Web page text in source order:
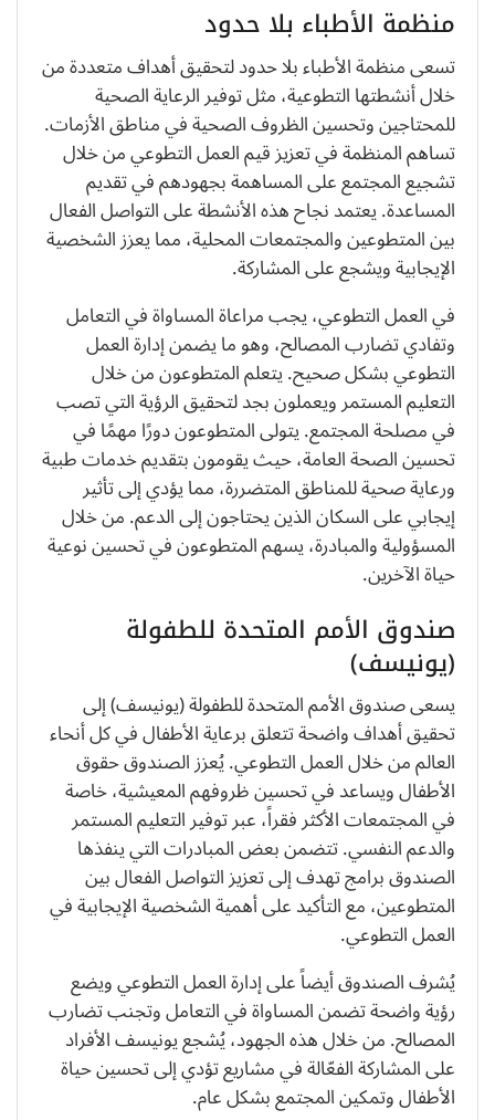
منظمة الأطباء بلا حدود
تسعى منظمة الأطباء بلا حدود لتحقيق أهداف متعددة من
خلال أنشطتها التطوعية، مثل توفير الرعاية الصحية
للمحتاجين وتحسين الظروف الصحية في مناطق الأزمات.
تساهم المنظمة في تعزيز قيم العمل التطوعي من خلال
تشجيع المجتمع على المساهمة بجهودهم في تقديم
المساعدة. يعتمد نجاح هذه الأنشطة على التواصل الفعال
بين المتطوعين والمجتمعات المحلية، مما يعزز الشخصية
الإيجابية ويشجع على المشاركة.
في العمل التطوعي، يجب مراعاة المساواة في التعامل
وتفادي تضارب المصالح، وهو ما يضمن إدارة العمل
التطوعي بشكل صحيح. يتعلم المتطوعون من خلال
التعليم المستمر ويعملون بجد لتحقيق الرؤية التي تصب
في مصلحة المجتمع. يتولى المتطوعون دورًا مهمًا في
تحسين الصحة العامة، حيث يقومون بتقديم خدمات طبية
ورعاية صحية للمناطق المتضررة، مما يؤدي إلى تأثير
إيجابي على السكان الذين يحتاجون إلى الدعم. من خلال
المسؤولية والمبادرة، يسهم المتطوعون في تحسين نوعية
حياة الآخرين.
صندوق الأمم المتحدة للطفولة
(يونيسف)
يسعى صندوق الأمم المتحدة للطفولة (يونيسف) إلى
تحقيق أهداف واضحة تتعلق برعاية الأطفال في كل أنحاء
العالم من خلال العمل التطوعي. يُعزز الصندوق حقوق
الأطفال ويساعد في تحسين ظروفهم المعيشية، خاصة
في المجتمعات الأكثر فقراً، عبر توفير التعليم المستمر
والدعم النفسي. تتضمن بعض المبادرات التي ينفذها
الصندوق برامج تهدف إلى تعزيز التواصل الفعال بين
المتطوعين، مع التأكيد على أهمية الشخصية الإيجابية في
العمل التطوعي.
يُشرف الصندوق أيضاً على إدارة العمل التطوعي ويضع
رؤية واضحة تضمن المساواة في التعامل وتجنب تضارب
المصالح. من خلال هذه الجهود، يُشجع يونيسف الأفراد
على المشاركة الفعّالة في مشاريع تؤدي إلى تحسين حياة
الأطفال وتمكين المجتمع بشكل عام.